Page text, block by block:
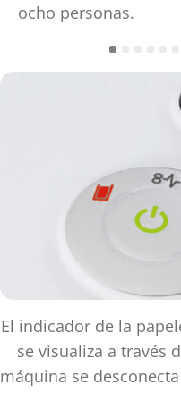
ocho personas.
El indicador de la
se visualiza a través
máquina se